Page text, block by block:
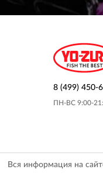
8 (499) 450-
ПН-ВС 9:00-
Вся информация на